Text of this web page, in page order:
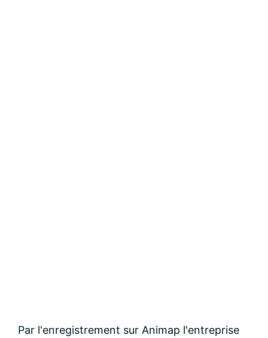
Par l'enregistrement sur Animap l'entreprise